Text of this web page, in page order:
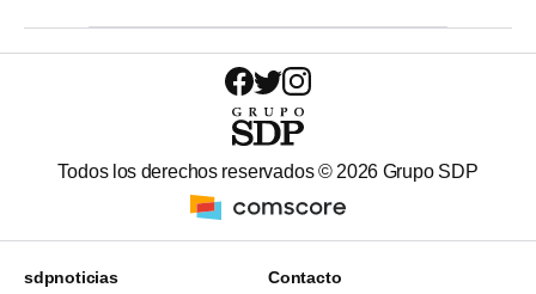
Todos los derechos reservados © 2026 Grupo SDP
sdpnoticias Contacto